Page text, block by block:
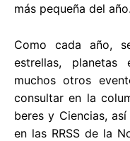
más pequeña del año.
Como cada año,
estrellas, planetas
muchos otros
consultar en la
beres y Ciencias,
en las RRSS de la